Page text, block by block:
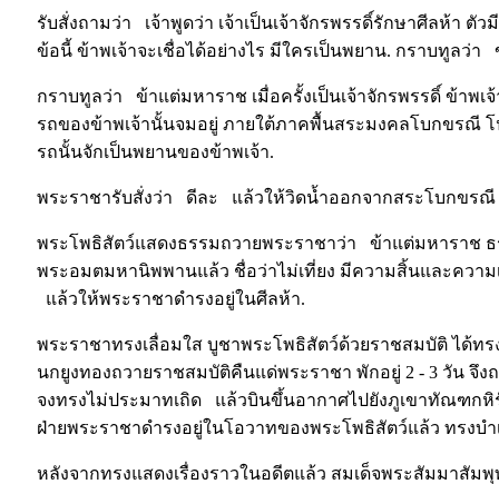
รับสั่งถามว่า เจ้าพูดว่า เจ้าเป็นเจ้าจักรพรรดิ์รักษาศีลห้า ตัว
ข้อนี้ ข้าพเจ้าจะเชื่อได้อย่างไร มีใครเป็นพยาน. กราบทูลว่
กราบทูลว่า ข้าแต่มหาราช เมื่อครั้งเป็นเจ้าจักรพรรดิ์ ข้าพเ
รถของข้าพเจ้านั้นจมอยู่ ภายใต้ภาคพื้นสระมงคลโบกขรณี
รถนั้นจักเป็นพยานของข้าพเจ้า.
พระราชารับสั่งว่า ดีละ แล้วให้วิดน้ำออกจากสระโบกขรณี
พระโพธิสัตว์แสดงธรรมถวายพระราชาว่า ข้าแต่มหาราช
พระอมตมหานิพพานแล้ว ชื่อว่าไม่เที่ยง มีความสิ้นและความ
แล้วให้พระราชาดำรงอยู่ในศีลห้า.
พระราชาทรงเลื่อมใส บูชาพระโพธิสัตว์ด้วยราชสมบัติ ได้ท
นกยูงทองถวายราชสมบัติคืนแด่พระราชา พักอยู่ 2 - 3 วัน จึ
จงทรงไม่ประมาทเถิด แล้วบินขึ้นอากาศไปยังภูเขาทัณฑก
ฝ่ายพระราชาดำรงอยู่ในโอวาทของพระโพธิสัตว์แล้ว ทรง
หลังจากทรงแสดงเรื่องราวในอดีตแล้ว สมเด็จพระสัมมาสัมพุ